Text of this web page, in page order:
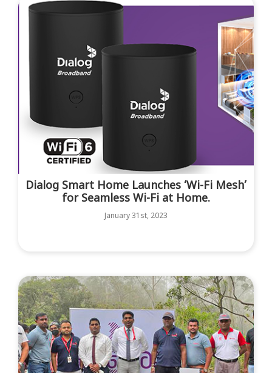
Dialog Smart Home Launches ‘Wi-Fi Mesh’
for Seamless Wi-Fi at Home.
January 31st, 2023